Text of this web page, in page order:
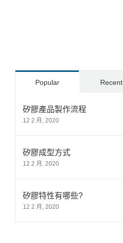
Popular Recent
矽膠產品製作流程
12 2 月, 2020
矽膠成型方式
12 2 月, 2020
矽膠特性有哪些?
12 2 月, 2020